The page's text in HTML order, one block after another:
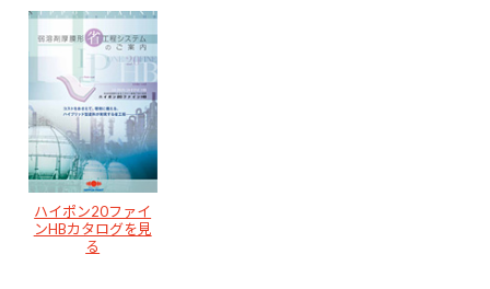
ハイポン20ファイ
ンHBカタログを見
る